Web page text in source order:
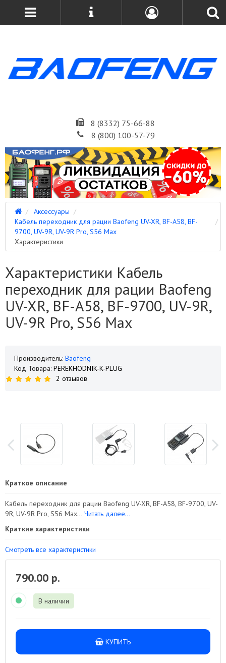
8 (8332) 75-66-88
8 (800) 100-57-79
Аксессуары
Кабель переходник для рации Baofeng UV-XR, BF-A58, BF-
9700, UV-9R, UV-9R Pro, S56 Max
Характеристики
Характеристики Кабель
переходник для рации Baofeng
UV-XR, BF-A58, BF-9700, UV-9R,
UV-9R Pro, S56 Max
Производитель: Baofeng
Код Товара: PEREKHODNIK-K-PLUG
2 отзывов
Краткое описание
Кабель переходник для рации Baofeng UV-XR, BF-A58, BF-9700, UV-
9R, UV-9R Pro, S56 Max... Читать далее...
Краткие характеристики
Смотреть все характеристики
790.00 р.
В наличии
КУПИТЬ